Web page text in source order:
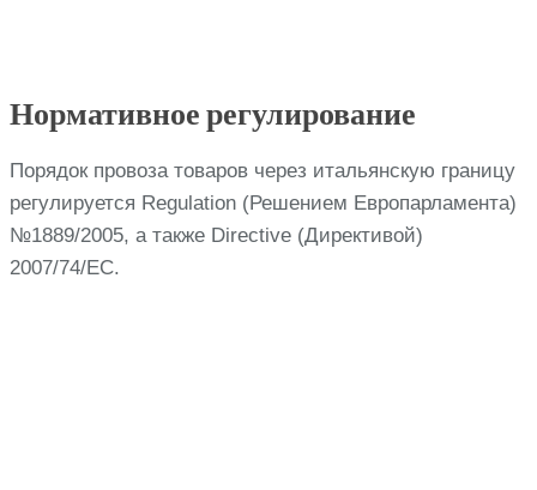
Нормативное регулирование
Порядок провоза товаров через итальянскую границу
регулируется Regulation (Решением Европарламента)
№1889/2005, а также Directive (Директивой)
2007/74/EC.